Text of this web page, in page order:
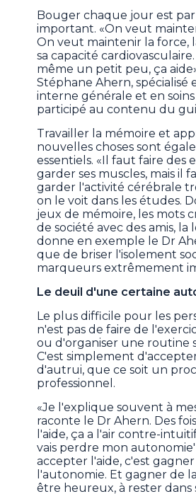
Bouger chaque jour est
important. «On veut
On veut maintenir la force,
sa capacité
même un petit peu, ça
Stéphane Ahern, spécialisé
interne générale et en soins
participé au contenu du
Travailler la mémoire et
nouvelles choses sont
essentiels. «Il faut faire des
garder ses muscles, mais il
garder l'activité cérébrale
on le voit dans les études.
jeux de mémoire, les mots
de société avec des amis, la
donne en exemple le Dr
que de briser l'isolement
marqueurs extrêmement
Le deuil d'une certaine
Le plus difficile pour les
n'est pas de faire de
ou d'organiser une routine
C'est simplement
d'autrui, que ce soit un
professionnel.
«Je l'explique souvent à
raconte le Dr Ahern. Des
l'aide, ça a l'air contre-
vais perdre mon
accepter l'aide, c'est
l'autonomie. Et gagner de
être heureux, à rester dans